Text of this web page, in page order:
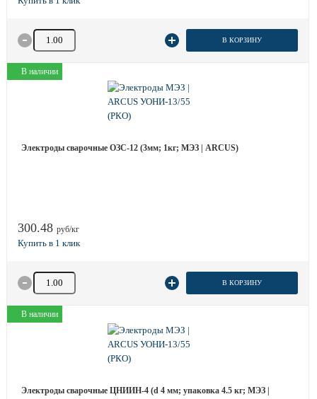
Количество товара В КОРЗИНУ
В наличии
Электроды сварочные ОЗС-12 (3мм; 1кг; МЭЗ | ARCUS)
300.48 руб/кг
Количество товара В КОРЗИНУ
В наличии
Электроды сварочные ЦНИИН-4 (d 4 мм; упаковка 4.5 кг; МЭЗ |